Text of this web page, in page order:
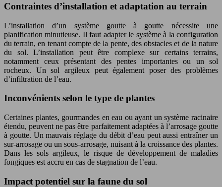
Contraintes d’installation et adaptation au terrain
L’installation d’un système goutte à goutte nécessite une
planification minutieuse. Il faut adapter le système à la configuration
du terrain, en tenant compte de la pente, des obstacles et de la nature
du sol. L’installation peut être complexe sur certains terrains,
notamment ceux présentant des pentes importantes ou un sol
rocheux. Un sol argileux peut également poser des problèmes
d’infiltration de l’eau.
Inconvénients selon le type de plantes
Certaines plantes, gourmandes en eau ou ayant un système racinaire
étendu, peuvent ne pas être parfaitement adaptées à l’arrosage goutte
à goutte. Un mauvais réglage du débit d’eau peut aussi entraîner un
sur-arrosage ou un sous-arrosage, nuisant à la croissance des plantes.
Dans les sols argileux, le risque de développement de maladies
fongiques est accru en cas de stagnation de l’eau.
Impact potentiel sur la faune du sol